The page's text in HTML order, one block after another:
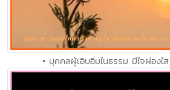
• บุคคลผู้เอิบอิ่มในธรรม มีใจผ่องใ